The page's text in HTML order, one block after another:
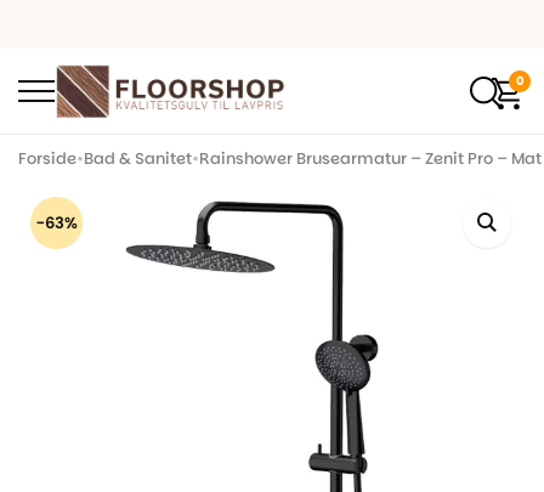
0
Forside•Bad & Sanitet•Rainshower Brusearmatur – Zenit Pro – Mat
-63%